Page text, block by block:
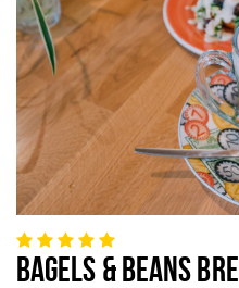
BAGELS & BEANS